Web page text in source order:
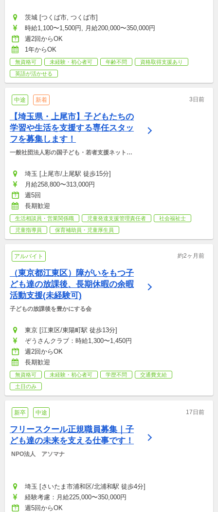
茨城 [つくば市, つくば市]
時給1,100〜1,500円, 月給200,000〜350,000円
週2回からOK
1年からOK
無資格可 未経験・初心者可 年齢不問
資格取得支援あり
英語が活かせる
中途 新着 3日前
【埼玉県・上尾市】子どもたちの
学習や生活を支援する専任スタッ
フを募集します！
一般社団法人彩の国子ども・若者支援ネットワ
埼玉 [上尾市/上尾駅 徒歩15分]
月給258,800〜313,000円
週5回
長期歓迎
生活相談員・営業関係職 児童発達支援管理責任者
社会福祉士
児童指導員
保育補助員・児童厚生員
アルバイト 約2ヶ月前
（東京都江東区）障がいをもつ子
ども達の放課後、長期休暇の余暇
活動支援(未経験可)
子どもの放課後を豊かにする会
東京 [江東区/東陽町駅 徒歩13分]
ぞうさんクラブ：時給1,300〜1,450円
週2回からOK
長期歓迎
無資格可 未経験・初心者可 学歴不問
交通費支給
土日のみ
新卒 中途 17日前
フリースクール正規職員募集｜子
ども達の未来を支える仕事です！
NPO法人　アソマナ
埼玉 [さいたま市浦和区/北浦和駅 徒歩4分]
経験考慮：月給225,000〜350,000円
週5回からOK